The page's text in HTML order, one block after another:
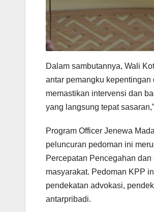
Dalam sambutannya, Wali
antar pemangku
memastikan intervensi dan
yang langsung tepat
Program Officer Jenewa
peluncuran pedoman ini
Percepatan Pencegahan
masyarakat. Pedoman KPP
pendekatan advokasi,
antarpribadi.